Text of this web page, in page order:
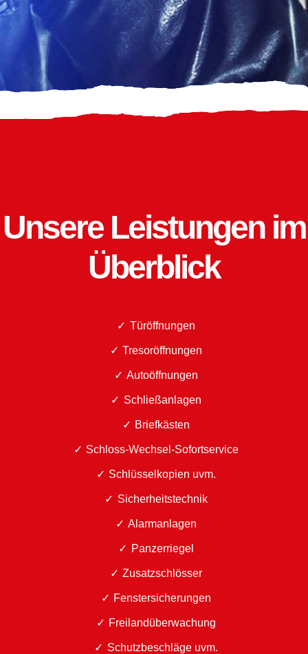
Unsere Leistungen im
Überblick
Türöffnungen
Tresoröffnungen
Autoöffnungen
Schließanlagen
Briefkästen
Schloss-Wechsel-Sofortservice
Schlüsselkopien uvm.
Sicherheitstechnik
Alarmanlagen
Panzerriegel
Zusatzschlösser
Fenstersicherungen
Freilandüberwachung
Schutzbeschläge uvm.